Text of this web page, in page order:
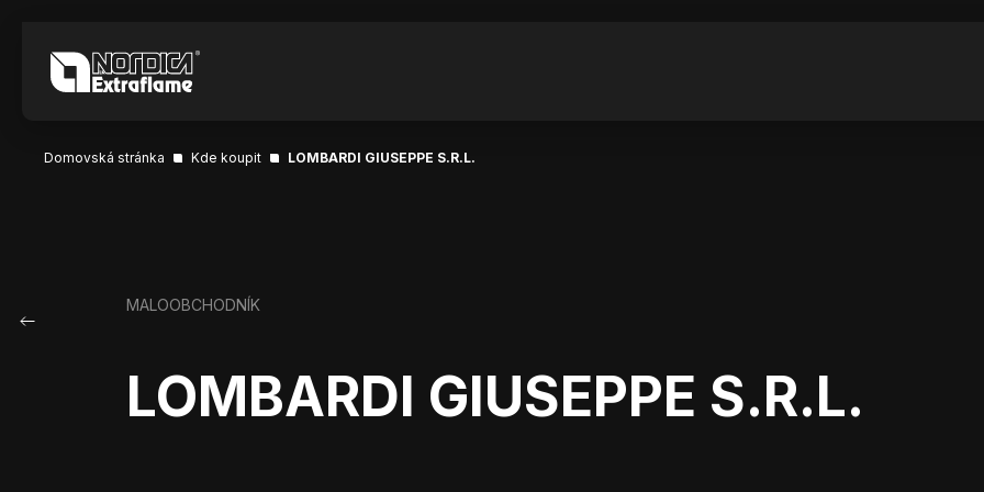
Domovská stránka Kde koupit LOMBARDI GIUSEPPE S.R.L.
MALOOBCHODNÍK
LOMBARDI GIUSEPPE S.R.L.